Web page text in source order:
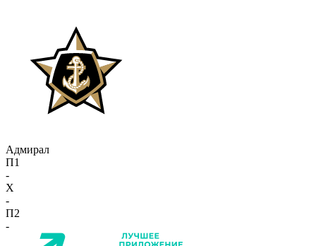
Адмирал
П1
-
X
-
П2
-